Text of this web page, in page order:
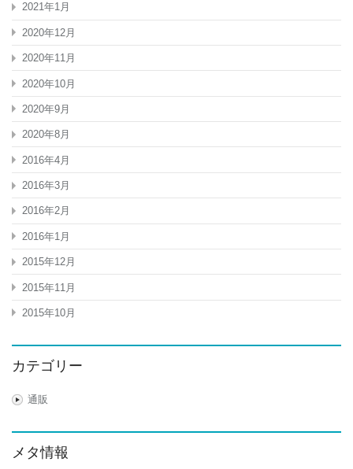
2021年1月
2020年12月
2020年11月
2020年10月
2020年9月
2020年8月
2016年4月
2016年3月
2016年2月
2016年1月
2015年12月
2015年11月
2015年10月
カテゴリー
通販
メタ情報